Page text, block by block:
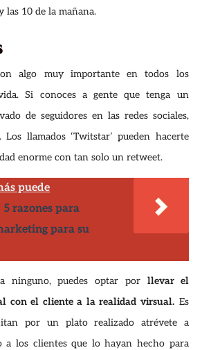
las 10 de la mañana.
algo muy importante en todos los
Si conoces a gente que tenga un
de seguidores en las redes sociales,
llamados ‘Twitstar’ pueden hacerte
enorme con tan solo un retweet.
puede
5 razones para
para su
ninguno, puedes optar por llevar el
con el cliente a la realidad virsual. Es
por un plato realizado atrévete a
a los clientes que lo hayan hecho para